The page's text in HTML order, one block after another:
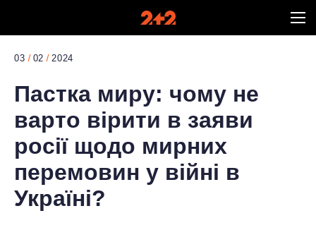
03 02 2024
Пастка миру: чому не
варто вірити в заяви
росії щодо мирних
перемовин у війні в
Україні?